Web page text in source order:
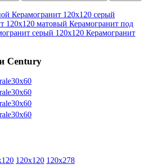
Керамогранит 120x120 серый
120x120 матовый Керамогранит под
серый 120x120 Керамогранит
Century
120x120 120x278